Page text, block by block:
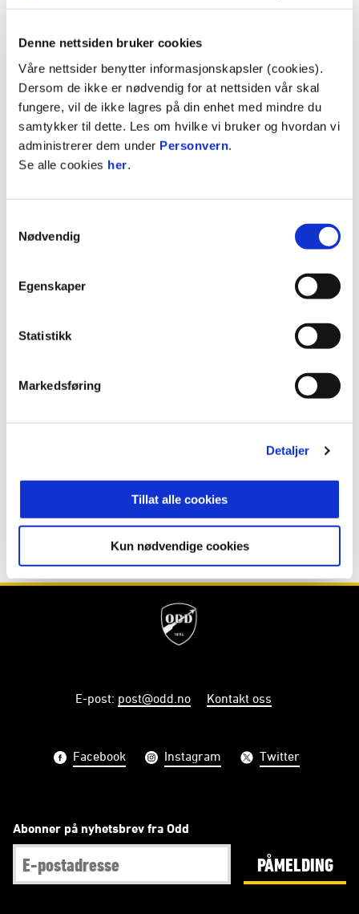
Denne nettsiden bruker cookies
Våre nettsider benytter informasjonskapsler (cookies).
Dersom de ikke er nødvendig for at nettsiden vår skal
fungere, vil de ikke lagres på din enhet med mindre du
samtykker til dette. Les om hvilke vi bruker og hvordan vi
administrerer dem under Personvern.
Se alle cookies her.
Nødvendig
Egenskaper
Statistikk
Markedsføring
Detaljer
Tillat alle cookies
Kun nødvendige cookies
Vi satte oss ned med unggutten for å høre hvordan
en eliteserieklubb. Hør praten med Syver i vinduet
under.
E-post: post@odd.no Kontakt oss
Facebook Instagram Twitter
Abonner på nyhetsbrev fra Odd
PÅMELDING